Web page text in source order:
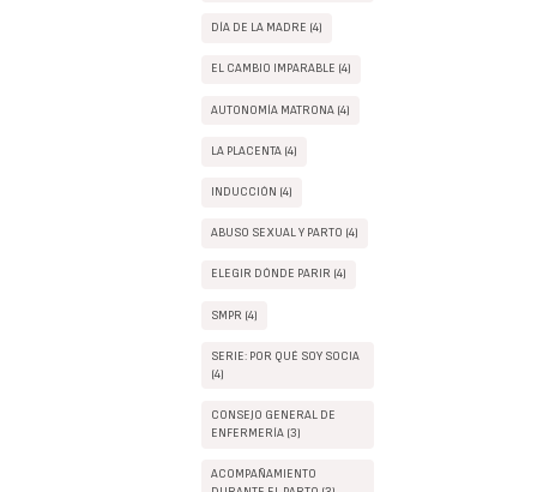
DÍA DE LA MADRE (4)
EL CAMBIO IMPARABLE (4)
AUTONOMÍA MATRONA (4)
LA PLACENTA (4)
INDUCCIÓN (4)
ABUSO SEXUAL Y PARTO (4)
ELEGIR DÓNDE PARIR (4)
SMPR (4)
SERIE: POR QUÉ SOY SOCIA
(4)
CONSEJO GENERAL DE
ENFERMERÍA (3)
ACOMPAÑAMIENTO